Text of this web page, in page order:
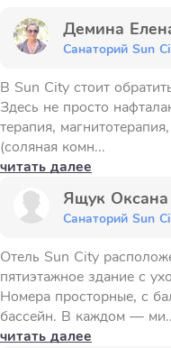
Демина
Санаторий Sun
В Sun City стоит
Здесь не просто
терапия,
(соляная комн...
читать далее
Ящук Оксана
Санаторий Sun
Отель Sun City
пятиэтажное здание с
Номера просторные, с
бассейн. В каждом —
читать далее